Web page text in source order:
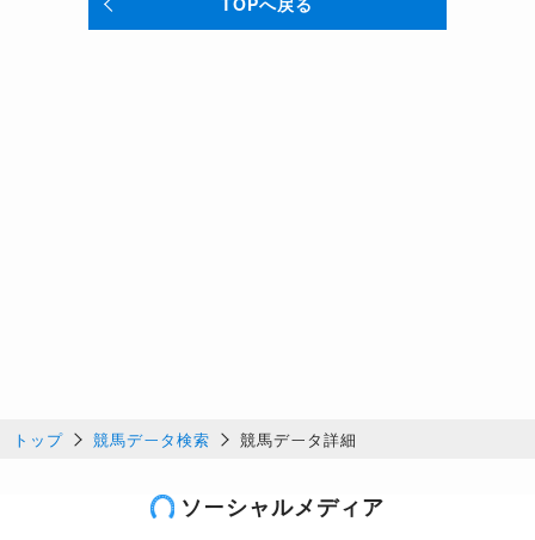
トップ 競馬データ検索 競馬データ詳細
ソーシャルメディア